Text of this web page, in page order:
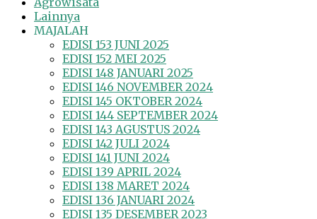
Lainnya
MAJALAH
EDISI 153 JUNI 2025
EDISI 152 MEI 2025
EDISI 148 JANUARI 2025
EDISI 146 NOVEMBER 2024
EDISI 145 OKTOBER 2024
EDISI 144 SEPTEMBER 2024
EDISI 143 AGUSTUS 2024
EDISI 142 JULI 2024
EDISI 141 JUNI 2024
EDISI 139 APRIL 2024
EDISI 138 MARET 2024
EDISI 136 JANUARI 2024
EDISI 135 DESEMBER 2023